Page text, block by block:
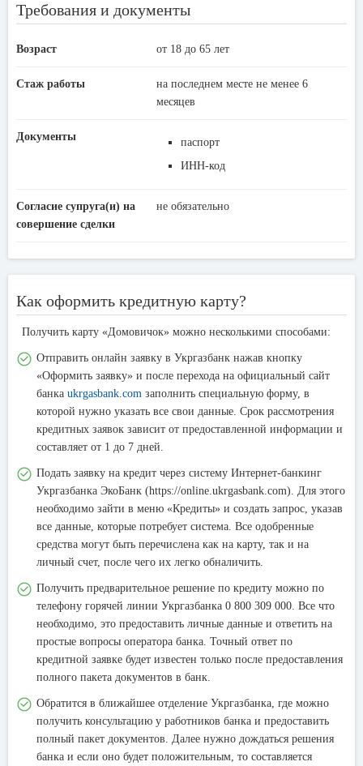
Требования и документы
Возраст от 18 до 65 лет
Стаж работы
на последнем месте не менее 6
месяцев
Документы
паспорт
ИНН-код
Согласие супруга(и) на
совершение сделки
не обязательно
Как оформить кредитную карту?
Получить карту «Домовичок» можно несколькими способами:
Отправить онлайн заявку в Укргазбанк нажав кнопку
«Оформить заявку» и после перехода на официальный сайт
банка ukrgasbank.com заполнить специальную форму, в
которой нужно указать все свои данные. Срок рассмотрения
кредитных заявок зависит от предоставленной информации и
составляет от 1 до 7 дней.
Подать заявку на кредит через систему Интернет-банкинг
Укргазбанка ЭкоБанк (https://online.ukrgasbank.com). Для этого
необходимо зайти в меню «Кредиты» и создать запрос, указав
все данные, которые потребует система. Все одобренные
средства могут быть перечислена как на карту, так и на
личный счет, после чего их легко обналичить.
Получить предварительное решение по кредиту можно по
телефону горячей линии Укргазбанка 0 800 309 000. Все что
необходимо, это предоставить личные данные и ответить на
простые вопросы оператора банка. Точный ответ по
кредитной заявке будет известен только после предоставления
полного пакета документов в банк.
Обратится в ближайшее отделение Укргазбанка, где можно
получить консультацию у работников банка и предоставить
полный пакет документов. Далее нужно дождаться решения
банка и если оно будет положительным, то составляется